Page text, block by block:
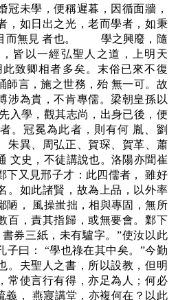
冠未學，便稱遲暮，因循面牆，
，如日出之光，老而學者，如秉
而無見 者也。 學之興廢，隨
皆以一經弘聖人之道，上明天
致卿相者多矣。末俗已來不復
師言，施之世務，殆 無一可。故
涉為貴，不肯專儒。梁朝皇孫以
入學，觀其志尚，出身已後，便
。冠冕為此者，則有何 胤、劉
朱異、周弘正、賀琛、賀革、蕭
文史，不徒講說也。洛陽亦聞崔
下又見邢子才：此四儒者， 雖好
。如此諸賢，故為上品，以外率
陋， 風操蚩拙，相與專固，無所
百，責其指歸，或無要會。鄴下
券三紙，未有驢字。”使汝以此
子曰： “學也祿在其中矣。”今勤
。夫聖人之書，所以設教，但明
常使言行有得，亦足為人；何必
義， 燕寢講堂，亦複何在？以此